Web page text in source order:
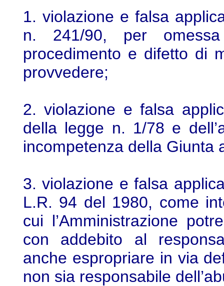
1. violazione e falsa
n. 241/90, per
procedimento e difetto di
provvedere;
2. violazione e falsa
della legge n. 1/78 e
incompetenza della Giunta
3. violazione e falsa
L.R. 94 del 1980, come
cui l’Amministrazione
con addebito al
anche espropriare in via
non sia responsabile